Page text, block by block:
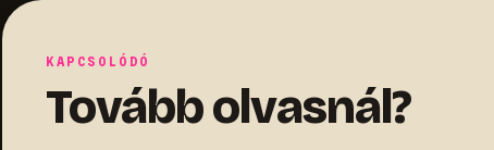
KAPCSOLÓDÓ
Tovább olvasnál?